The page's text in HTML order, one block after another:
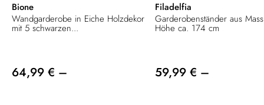
Bione
Wandgarderobe in Eiche Holzdekor
mit 5 schwarzen...
64,99 € –
Filadelfia
Garderobenständer aus
Höhe ca. 174 cm
59,99 € –